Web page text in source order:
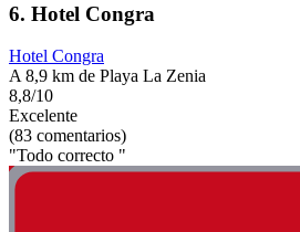
6. Hotel Congra
Hotel Congra
A 8,9 km de Playa La Zenia
8,8/10
Excelente
(83 comentarios)
"Todo correcto "